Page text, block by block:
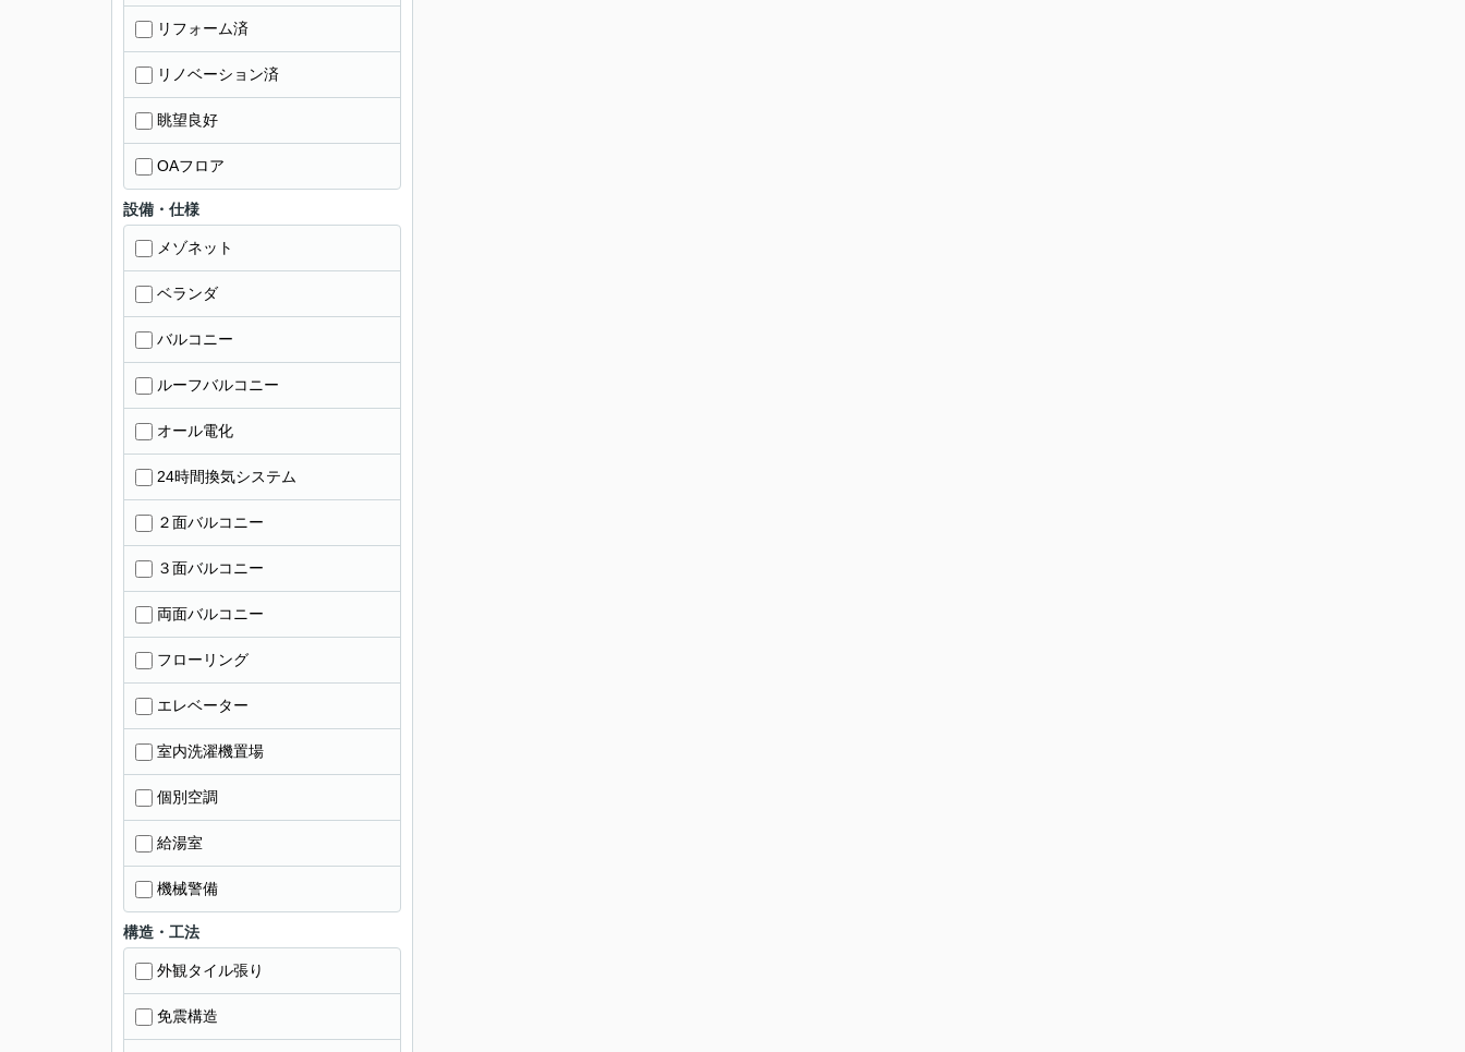
リフォーム済
リノベーション済
眺望良好
OAフロア
設備・仕様
メゾネット
ベランダ
バルコニー
ルーフバルコニー
オール電化
24時間換気システム
２面バルコニー
３面バルコニー
両面バルコニー
フローリング
エレベーター
室内洗濯機置場
個別空調
給湯室
機械警備
構造・工法
外観タイル張り
免震構造